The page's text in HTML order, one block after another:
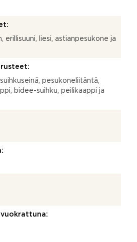
erillisuuni, liesi, astianpesukone ja
pesukoneliitäntä,
bidee-suihku, peilikaappi ja
vuokrattuna: